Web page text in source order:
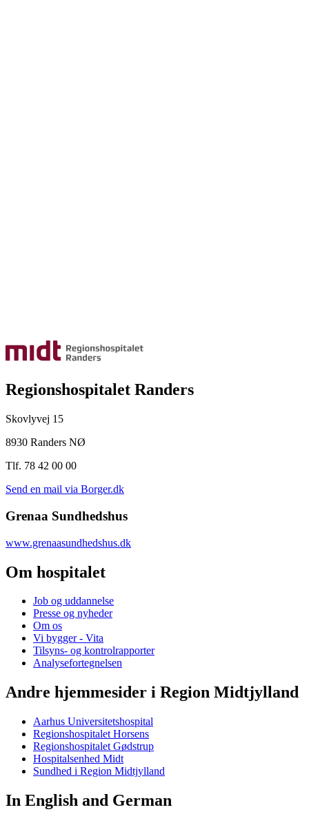
Regionshospitalet Randers
Skovlyvej 15
8930 Randers NØ
Tlf. 78 42 00 00
Send en mail via Borger.dk
Grenaa Sundhedshus
www.grenaasundhedshus.dk
Om hospitalet
Job og uddannelse
Presse og nyheder
Om os
Vi bygger - Vita
Tilsyns- og kontrolrapporter
Analysefortegnelsen
Andre hjemmesider i Region Midtjylland
Aarhus Universitetshospital
Regionshospitalet Horsens
Regionshospitalet Gødstrup
Hospitalsenhed Midt
Sundhed i Region Midtjylland
In English and German